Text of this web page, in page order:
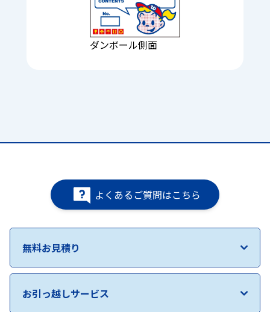
ダンボール側面
よくあるご質問はこちら
無料お見積り
お引っ越しサービス